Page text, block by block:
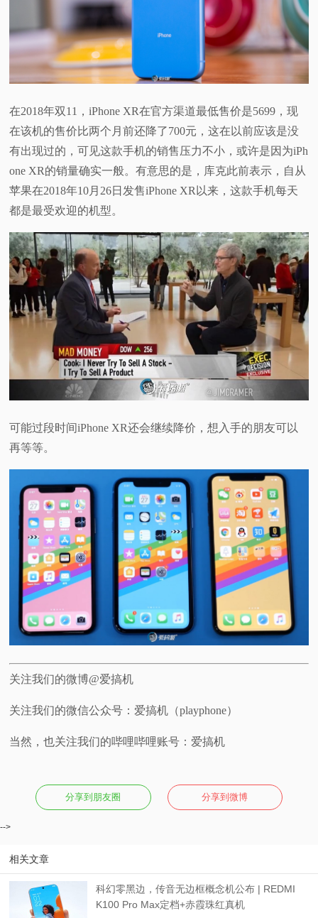
在2018年双11，iPhone XR在官方渠道最低售价是5699，现
在该机的售价比两个月前还降了700元，这在以前应该是没
有出现过的，可见这款手机的销售压力不小，或许是因为iPh
one XR的销量确实一般。有意思的是，库克此前表示，自从
苹果在2018年10月26日发售iPhone XR以来，这款手机每天
都是最受欢迎的机型。
可能过段时间iPhone XR还会继续降价，想入手的朋友可以
再等等。
关注我们的微博@爱搞机
关注我们的微信公众号：爱搞机（playphone）
当然，也关注我们的哔哩哔哩账号：爱搞机
分享到朋友圈 分享到微博
-->
相关文章
科幻零黑边，传音无边框概念机公布 | REDMI
K100 Pro Max定档+赤霞珠红真机